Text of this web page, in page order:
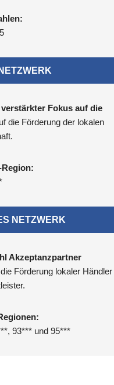
verstärkter Fokus auf die
die Förderung der lokalen
NETZWERK
Akzeptanzpartner
Förderung lokaler Händler
93*** und 95***